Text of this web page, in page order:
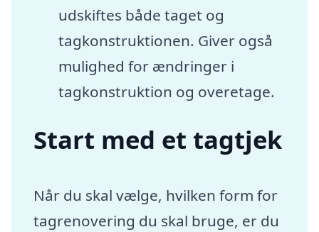
udskiftes både taget og
tagkonstruktionen. Giver også
mulighed for ændringer i
tagkonstruktion og overetage.
Start med et tagtjek
Når du skal vælge, hvilken form for
tagrenovering du skal bruge, er du